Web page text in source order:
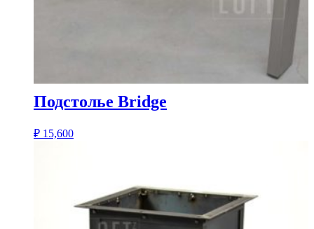
Подстолье Bridge
₽ 15,600